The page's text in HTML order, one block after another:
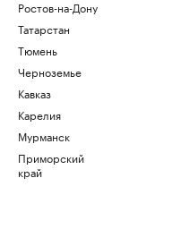
Ростов-на-Дону
Татарстан
Тюмень
Черноземье
Кавказ
Карелия
Мурманск
Приморский
край